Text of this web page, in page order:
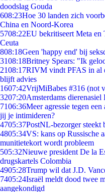
doodslag Gouda
608:23Hoe 30 landen zich
China en Noord-Korea
5708:22EU bekritiseert Meta en
Ceuta
808:18Geen 'happy end' bij
3108:18Britney Spears: "Ik
2108:17RIVM vindt PFAS in al
blijft advies
1607:42VrijMiBabes #316 (not
3207:20Amsterdams
7106:36Meer agressie tegen
jij je intimideren?
4705:37PostNL-bezorger steekt
4805:34VS: kans op Russische
munitietekort wordt probleem
505:32Nieuwe president De la
drugskartels Colombia
4905:28Trump wil dat J.D.
7405:24Israël meldt dood twee
aangekondigd